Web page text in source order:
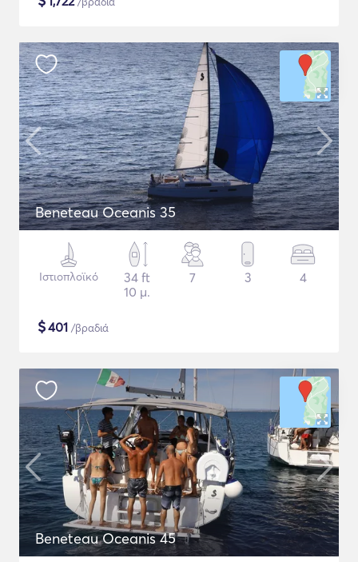
Beneteau Oceanis 35
Ιστιοπλοϊκό
34 ft
10 μ.
7 3 4
$401 /βραδιά
Beneteau Oceanis 45